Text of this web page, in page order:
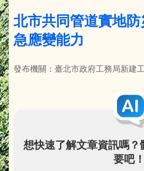
北市共同管道實地
急應變能力
發布機關：臺北市政府工務局新建
想快速了解文章資訊嗎
要吧！